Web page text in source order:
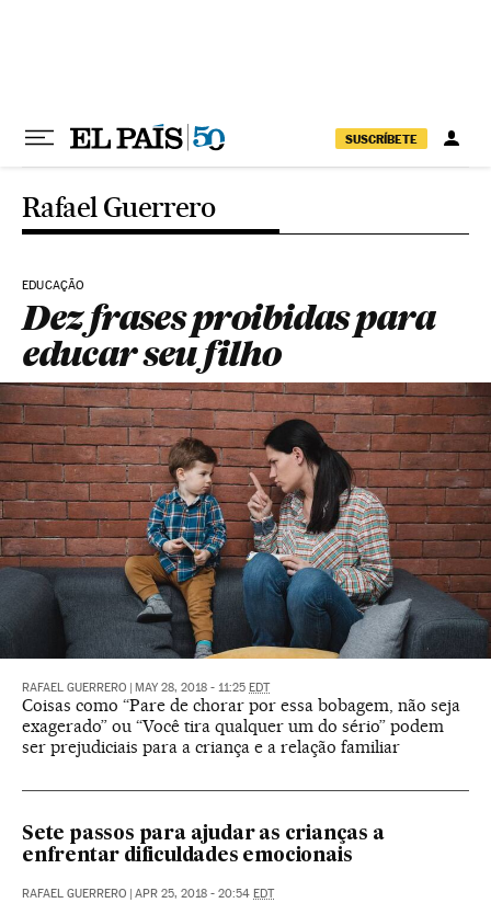
SUSCRÍBETE
Rafael Guerrero
EDUCAÇÃO
Dez frases proibidas para
educar seu filho
RAFAEL GUERRERO MAY 28, 2018 - 11:25 EDT
Coisas como “Pare de chorar por essa bobagem, não seja
exagerado” ou “Você tira qualquer um do sério” podem
ser prejudiciais para a criança e a relação familiar
Sete passos para ajudar as crianças a
enfrentar dificuldades emocionais
RAFAEL GUERRERO APR 25, 2018 - 20:54 EDT